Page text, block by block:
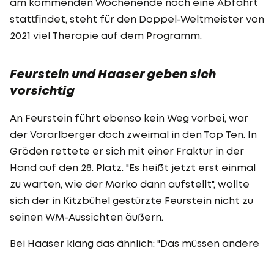
stattfindet, steht für den Doppel-Weltmeister von
2021 viel Therapie auf dem Programm.
Feurstein und Haaser geben sich
vorsichtig
An Feurstein führt ebenso kein Weg vorbei, war
der Vorarlberger doch zweimal in den Top Ten. In
Gröden rettete er sich mit einer Fraktur in der
Hand auf den 28. Platz. "Es heißt jetzt erst einmal
zu warten, wie der Marko dann aufstellt", wollte
sich der in Kitzbühel gestürzte Feurstein nicht zu
seinen WM-Aussichten äußern.
Bei Haaser klang das ähnlich: "Das müssen andere